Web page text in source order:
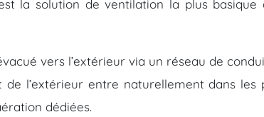
la solution de ventilation la plus
vers l’extérieur via un réseau de
de l’extérieur entre naturellement dans
dédiées.